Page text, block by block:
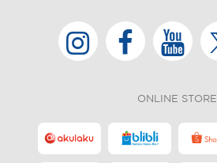
ONLINE STORE